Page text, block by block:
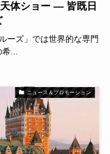
体ショー ― 皆既日
ーズ」では世界的な専門
希...
ニュース＆プロモーション